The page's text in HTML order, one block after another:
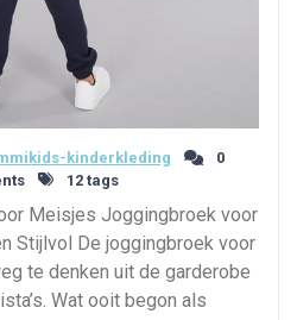
kinderkleding
0
12 tags
Meisjes Joggingbroek voor
Stijlvol De joggingbroek voor
te denken uit de garderobe
Wat ooit begon als